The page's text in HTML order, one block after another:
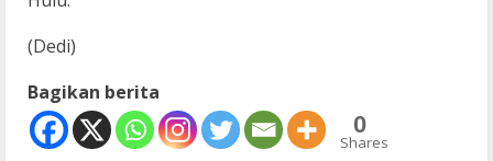
(Dedi)
Bagikan berita
0
Shares